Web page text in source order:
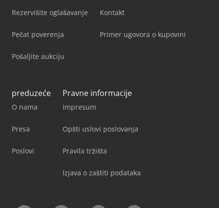
Rezervišite oglašavanje
Pečat poverenja
Pošaljite aukciju
Kontakt
Primer ugovora o kupovini
preduzeće
O nama
Presa
Poslovi
Pravne informacije
Impresum
Opšti uslovi poslovanja
Pravila tržišta
Izjava o zaštiti podataka